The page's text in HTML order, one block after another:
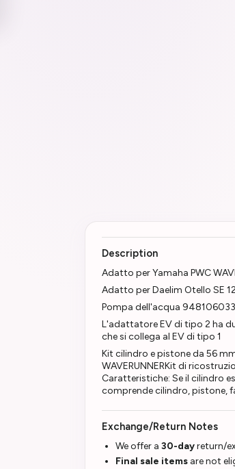
Description
Adatto per Yamaha PWC
Adatto per Daelim Otello SE
Pompa dell'acqua
L'adattatore EV di tipo 2 ha
che si collega al EV di tipo 1
Kit cilindro e pistone da 56
WAVERUNNERKit di
Caratteristiche: Se il cilindro
comprende cilindro, pistone,
Exchange/Return Notes
We offer a 30-dayreturn/
Final sale items are not